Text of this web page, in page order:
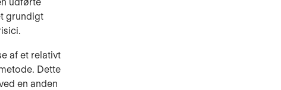
grundigt
af et relativt
Dette
en anden